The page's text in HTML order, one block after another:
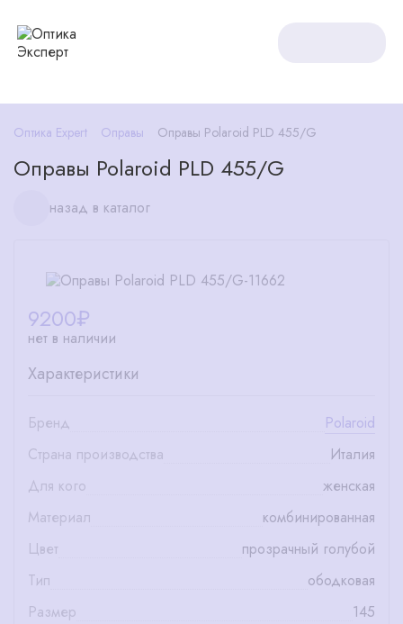
Оптика Expert Оправы Оправы Polaroid PLD 455/G
Оправы Polaroid PLD 455/G
назад в каталог
9200₽
нет в наличии
Характеристики
Бренд
Polaroid
Страна производства
Италия
Для кого
женская
Материал
комбинированная
Цвет
прозрачный голубой
Тип
ободковая
Размер
145